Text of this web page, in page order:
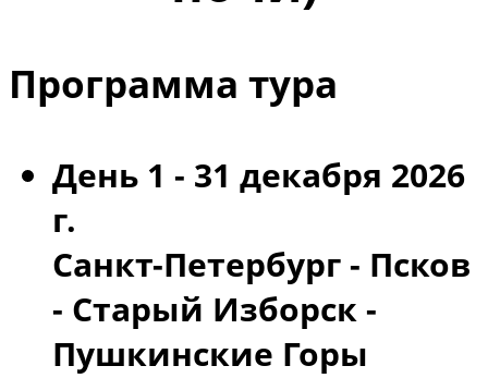
Программа тура
День 1 - 31 декабря 2026
г.
Санкт-Петербург - Псков
- Старый Изборск -
Пушкинские Горы